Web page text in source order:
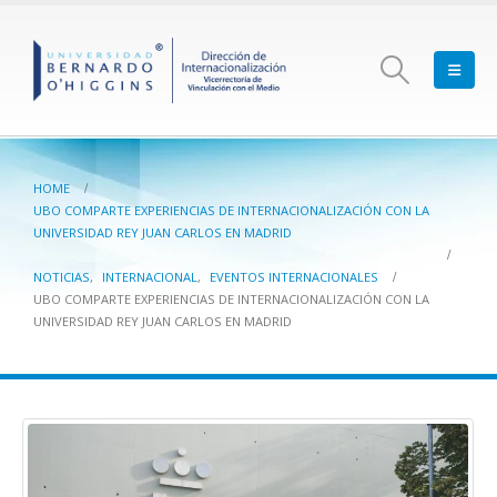
HOME
UBO COMPARTE EXPERIENCIAS DE INTERNACIONALIZACIÓN CON LA
UNIVERSIDAD REY JUAN CARLOS EN MADRID
NOTICIAS, INTERNACIONAL,
EVENTOS INTERNACIONALES
UBO COMPARTE EXPERIENCIAS DE INTERNACIONALIZACIÓN CON LA
UNIVERSIDAD REY JUAN CARLOS EN MADRID